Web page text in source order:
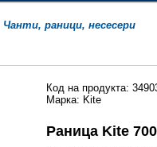
Чанти, раници, несесери
Код на продукта:
Марка: Kite
Раница Kite